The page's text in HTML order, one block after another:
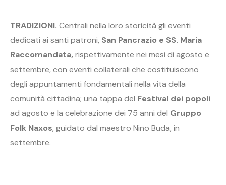
TRADIZIONI. Centrali nella loro storicità gli eventi
dedicati ai santi patroni, San Pancrazio e SS. Maria
Raccomandata, rispettivamente nei mesi di agosto e
settembre, con eventi collaterali che costituiscono
degli appuntamenti fondamentali nella vita della
comunità cittadina; una tappa del Festival dei popoli
ad agosto e la celebrazione dei 75 anni del Gruppo
Folk Naxos, guidato dal maestro Nino Buda, in
settembre.